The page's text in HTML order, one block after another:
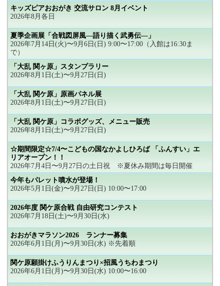
キッズピアおおがき 交流サロン 8月イベント
2026年8月各日
夏季企画展「合戦図屏風―語り描く武勇伝―」
2026年7月14日(火)〜9月6日(日) 9:00〜17:00（入館は16:30ま
で）
「大乱 関ヶ原」スタンプラリー
2026年8月1日(土)〜9月27日(日)
「大乱 関ケ原」原画パネル展
2026年8月1日(土)〜9月27日(日)
「大乱 関ケ原」コラボグッズ、メニュー販売
2026年8月1日(土)〜9月27日(日)
☆期間限定☆7/4〜こどもの国なかよしひろば 「ふんすい」エ
リアオープン！！
2026年7月4日〜9月27日の土日祝 ※夏休み期間は毎日開催
今年もパレット噴水が登場！
2026年5月1日(金)〜9月27日(日) 10:00〜17:00
2026年度 関ケ原合戦 自由研究コンテスト
2026年7月18日(土)〜9月30日(水)
おおがきマラソン2026 ランナー募集
2026年6月1日(月)〜9月30日(水) ※先着順
関ケ原願掛けふうりんまつり×招風うちわまつり
2026年6月1日(月)〜9月30日(水) 10:00〜16:00